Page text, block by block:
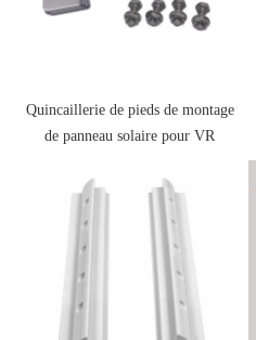
Quincaillerie de pieds de montage
de panneau solaire pour VR